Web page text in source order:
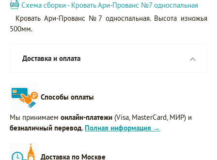
Схема сборки - Кровать Ари-Прованс №7 односпальная
Кровать Ари-Прованс №7 односпальная. Высота изножья
500мм.
Доставка и оплата
Способы оплаты
Мы принимаем онлайн-платежи (Visa, MasterCard, МИР) и
безналичный перевод. Полная информация →
Доставка по Москве